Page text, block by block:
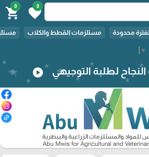
▼
0
favorite
0
shopping_cart
محدودة مستلزمات القطط والكلاب
لطلبة التوجيهي play_circle